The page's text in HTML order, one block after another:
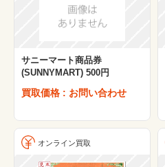
サニーマート商品券
(SUNNYMART) 500円
買取価格 : お問い合わせ
オンライン買取